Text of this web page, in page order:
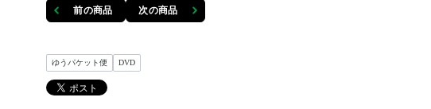
前の商品 次の商品
ゆうパケット便 DVD